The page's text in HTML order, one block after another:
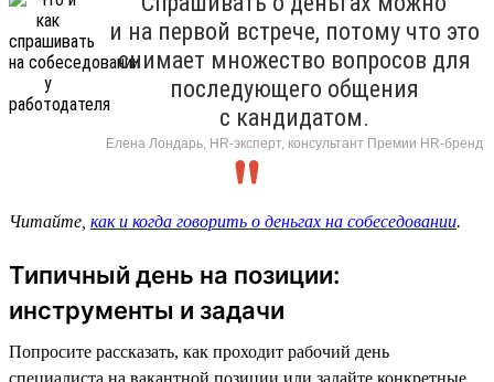
и на первой встрече, потому что это
снимает множество вопросов для
последующего общения
с кандидатом.
Елена Лондарь, HR-эксперт, консультант Премии HR-бренд
Читайте, как и когда говорить о деньгах на собеседовании.
Типичный день на позиции:
инструменты и задачи
Попросите рассказать, как проходит рабочий день
специалиста на вакантной позиции или задайте конкретные